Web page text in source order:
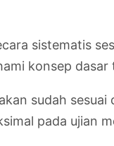
sistematis
konsep dasar
sudah
pada ujian